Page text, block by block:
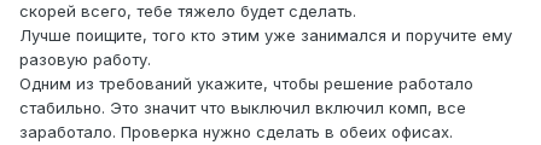
скорей всего, тебе тяжело будет сделать.
Лучше поищите, того кто этим уже занимался и поручите ему
разовую работу.
Одним из требований укажите, чтобы решение работало
стабильно. Это значит что выключил включил комп, все
заработало. Проверка нужно сделать в обеих офисах.